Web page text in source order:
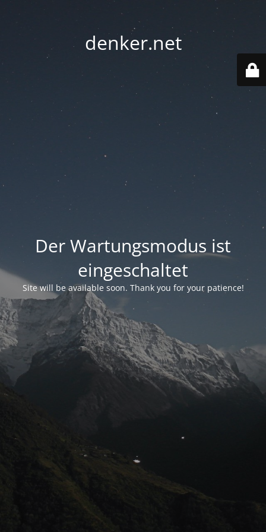
denker.net
Der Wartungsmodus ist
eingeschaltet
Site will be available soon. Thank you for your patience!